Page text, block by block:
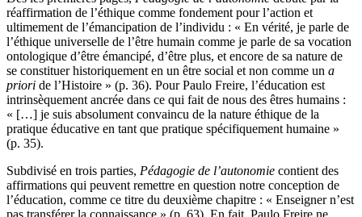
réaffirmation de l’éthique comme fondement pour l’action et
ultimement de l’émancipation de l’individu : « En vérité, je parle de
l’éthique universelle de l’être humain comme je parle de sa vocation
ontologique d’être émancipé, d’être plus, et encore de sa nature de
se constituer historiquement en un être social et non comme un a
priori de l’Histoire » (p. 36). Pour Paulo Freire, l’éducation est
intrinsèquement ancrée dans ce qui fait de nous des êtres humains :
« […] je suis absolument convaincu de la nature éthique de la
pratique éducative en tant que pratique spécifiquement humaine »
(p. 35).
Subdivisé en trois parties, Pédagogie de l’autonomie contient des
affirmations qui peuvent remettre en question notre conception de
l’éducation, comme ce titre du deuxième chapitre : « Enseigner n’est
pas transférer la connaissance » (p. 63). En fait, Paulo Freire ne